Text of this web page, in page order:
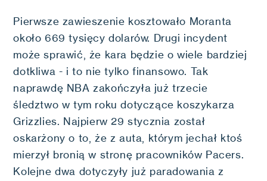
Pierwsze zawieszenie kosztowało Moranta
około 669 tysięcy dolarów. Drugi incydent
może sprawić, że kara będzie o wiele bardziej
dotkliwa - i to nie tylko finansowo. Tak
naprawdę NBA zakończyła już trzecie
śledztwo w tym roku dotyczące koszykarza
Grizzlies. Najpierw 29 stycznia został
oskarżony o to, że z auta, którym jechał ktoś
mierzył bronią w stronę pracowników Pacers.
Kolejne dwa dotyczyły już paradowania z